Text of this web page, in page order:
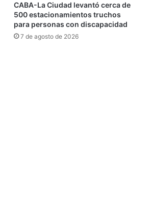
CABA-La Ciudad levantó cerca de
500 estacionamientos truchos
para personas con discapacidad
7 de agosto de 2026